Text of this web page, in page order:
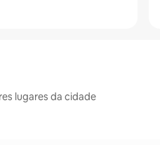
lugares da cidade